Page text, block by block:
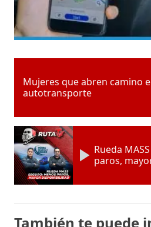
Mujeres que abren camino
autotransporte
Rueda
paros,
También te puede